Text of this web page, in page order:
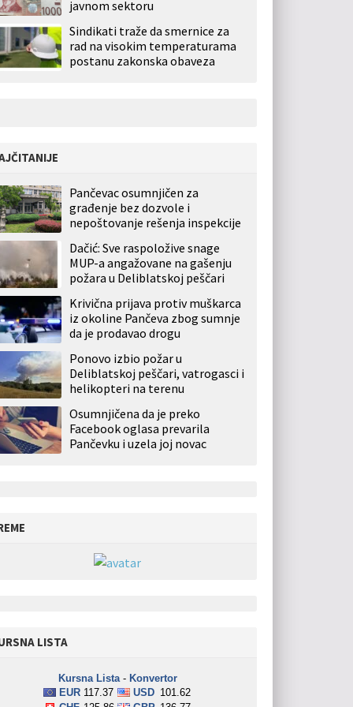
javnom sektoru
Sindikati traže da smernice za
rad na visokim temperaturama
postanu zakonska obaveza
Pančevac osumnjičen za
građenje bez dozvole i
nepoštovanje rešenja inspekcije
Dačić: Sve raspoložive snage
MUP-a angažovane na gašenju
požara u Deliblatskoj peščari
Krivična prijava protiv muškarca
iz okoline Pančeva zbog sumnje
da je prodavao drogu
Ponovo izbio požar u
Deliblatskoj peščari, vatrogasci i
helikopteri na terenu
Osumnjičena da je preko
Facebook oglasa prevarila
Pančevku i uzela joj novac
LISTA